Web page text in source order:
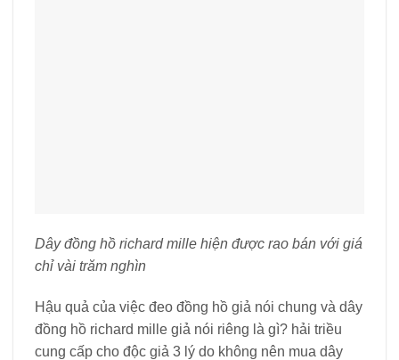
Dây đồng hồ richard mille hiện được rao bán với giá
chỉ vài trăm nghìn
Hậu quả của việc đeo đồng hồ giả nói chung và dây
đồng hồ richard mille giả nói riêng là gì? hải triều
cung cấp cho độc giả 3 lý do không nên mua dây